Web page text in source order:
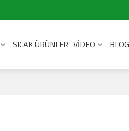
SICAK ÜRÜNLER VIDEO BLOG